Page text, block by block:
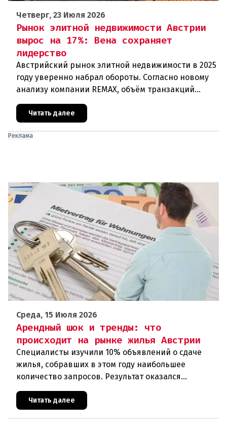
Четверг, 23 Июля 2026
Рынок элитной недвижимости Австрии
вырос на 17%: Вена сохраняет
лидерство
Австрийский рынок элитной недвижимости в 2025
году уверенно набрал обороты. Согласно новому
анализу компании REMAX, объём транзакций
достиг 3,36 миллиарда евро, что на 17,1% больше,
чем годом ранее. О
Читать далее
Реклама
Среда, 15 Июля 2026
Арендный шок и тренды: что
происходит на рынке жилья Австрии
Специалисты изучили 10% объявлений о сдаче
жилья, собравших в этом году наибольшее
количество запросов. Результат оказался
востребованная квартира теперь обхо
Читать далее